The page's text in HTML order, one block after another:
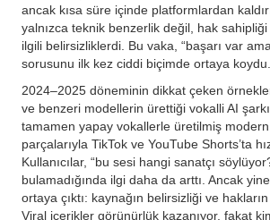
ancak kısa süre içinde platformlardan
yalnızca teknik benzerlik değil, hak sahipliği
ilgili belirsizliklerdi. Bu vaka, “başarı var
sorusunu ilk kez ciddi biçimde ortaya koydu.
2024–2025 döneminin dikkat çeken
ve benzeri modellerin ürettiği vokalli AI
tamamen yapay vokallerle üretilmiş
parçalarıyla TikTok ve YouTube Shorts’ta
Kullanıcılar, “bu sesi hangi sanatçı
bulamadığında ilgi daha da arttı. Ancak
ortaya çıktı: kaynağın belirsizliği ve
Viral içerikler görünürlük kazanıyor, fakat